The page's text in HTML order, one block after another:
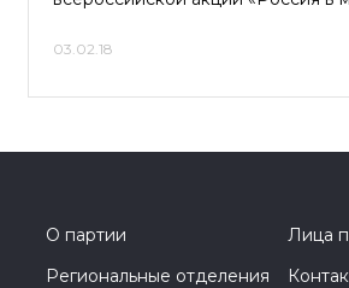
03.02.18
О партии
Лица
Региональные отделения